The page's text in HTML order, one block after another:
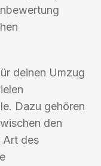
deinen Umzug
Dazu gehören
den
Art des